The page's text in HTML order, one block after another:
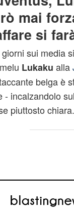
mai
si
sui media
Lukaku alla
belga è
- incalzandolo
piuttosto chiara.